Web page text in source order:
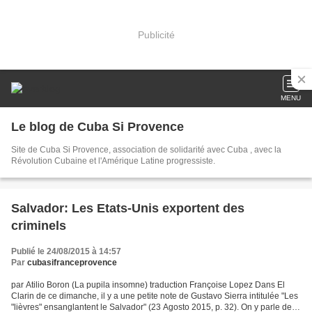
Publicité
MENU
Le blog de Cuba Si Provence
Site de Cuba Si Provence, association de solidarité avec Cuba , avec la
Révolution Cubaine et l'Amérique Latine progressiste.
Salvador: Les Etats-Unis exportent des
criminels
Publié le 24/08/2015 à 14:57
Par cubasifranceprovence
par Atilio Boron (La pupila insomne) traduction Françoise Lopez Dans El
Clarin de ce dimanche, il y a une petite note de Gustavo Sierra intitulée "Les
"lièvres" ensanglantent le Salvador" (23 Agosto 2015, p. 32). On y parle de la